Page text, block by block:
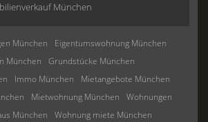
München
München
Eigentumswohnung München
München
Grundstücke München
Immo München
Mietangebote München
Mietwohnung München
Wohnungen
München
Wohnung miete München